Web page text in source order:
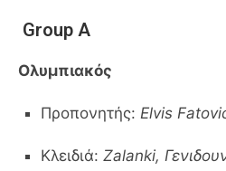
Group A
Ολυμπιακός
Προπονητής: Elvis
Κλειδιά: Zalanki,